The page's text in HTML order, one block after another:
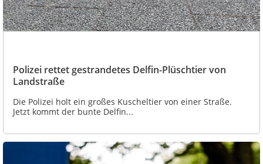
Polizei rettet gestrandetes Delfin-Plüschtier von
Landstraße
Die Polizei holt ein großes Kuscheltier von einer Straße.
Jetzt kommt der bunte Delfin...